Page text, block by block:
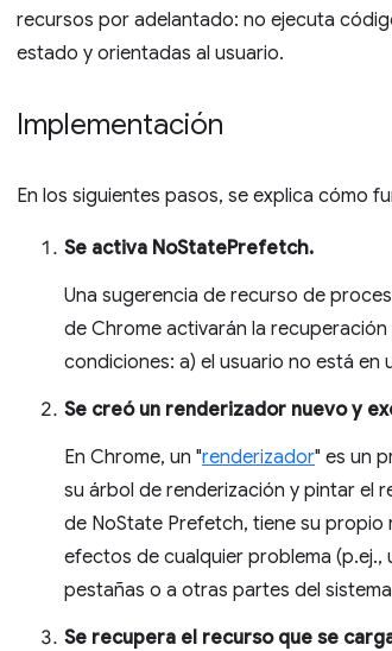
recursos por adelantado: no ejecuta
estado y orientadas al usuario.
Implementación
En los siguientes pasos, se explica cómo
Se activa NoStatePrefetch.
Una sugerencia de recurso de
de Chrome activarán la
condiciones: a) el usuario no está en
Se creó un renderizador nuevo y
En Chrome, un "renderizador" es un
su árbol de renderización y pintar el
de NoState Prefetch, tiene su propio
efectos de cualquier problema
pestañas o a otras partes del
Se recupera el recurso que se